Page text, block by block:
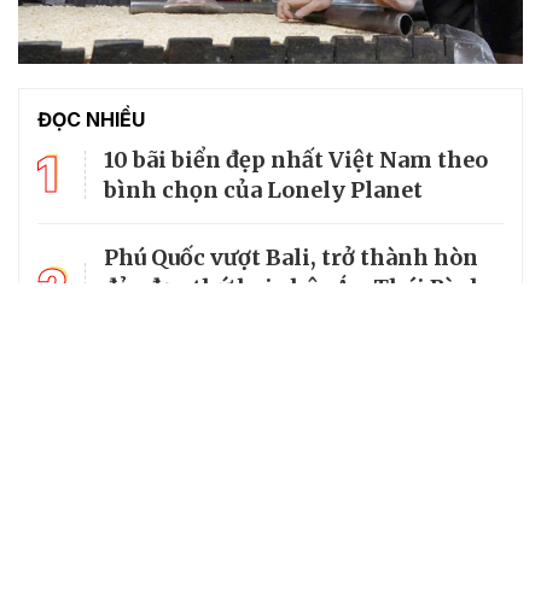
ĐỌC NHIỀU
1
10 bãi biển đẹp nhất Việt Nam theo
bình chọn của Lonely Planet
2
Phú Quốc vượt Bali, trở thành hòn
đảo đẹp thứ hai châu Á - Thái Bình